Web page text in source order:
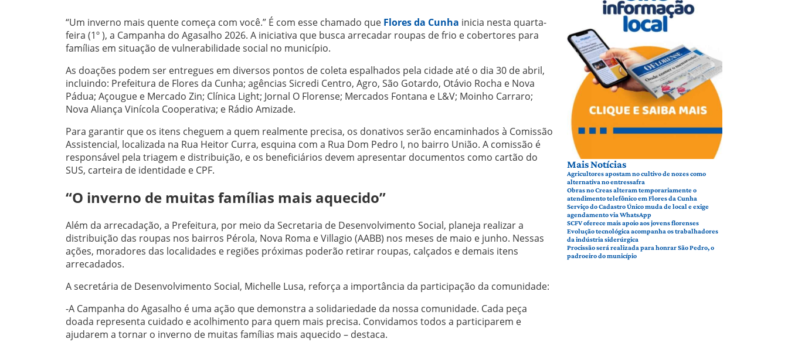
“Um inverno mais quente começa com você.” É com esse chamado que Flores da Cunha inicia nesta quarta-
feira (1º ), a Campanha do Agasalho 2026. A iniciativa que busca arrecadar roupas de frio e cobertores para
famílias em situação de vulnerabilidade social no município.
As doações podem ser entregues em diversos pontos de coleta espalhados pela cidade até o dia 30 de abril,
incluindo: Prefeitura de Flores da Cunha; agências Sicredi Centro, Agro, São Gotardo, Otávio Rocha e Nova
Pádua; Açougue e Mercado Zin; Clínica Light; Jornal O Florense; Mercados Fontana e L&V; Moinho Carraro;
Nova Aliança Vinícola Cooperativa; e Rádio Amizade.
Para garantir que os itens cheguem a quem realmente precisa, os donativos serão encaminhados à Comissão
Assistencial, localizada na Rua Heitor Curra, esquina com a Rua Dom Pedro I, no bairro União. A comissão é
responsável pela triagem e distribuição, e os beneficiários devem apresentar documentos como cartão do
SUS, carteira de identidade e CPF.
“O inverno de muitas famílias mais aquecido”
Além da arrecadação, a Prefeitura, por meio da Secretaria de Desenvolvimento Social, planeja realizar a
distribuição das roupas nos bairros Pérola, Nova Roma e Villagio (AABB) nos meses de maio e junho. Nessas
ações, moradores das localidades e regiões próximas poderão retirar roupas, calçados e demais itens
arrecadados.
A secretária de Desenvolvimento Social, Michelle Lusa, reforça a importância da participação da comunidade:
-A Campanha do Agasalho é uma ação que demonstra a solidariedade da nossa comunidade. Cada peça
doada representa cuidado e acolhimento para quem mais precisa. Convidamos todos a participarem e
ajudarem a tornar o inverno de muitas famílias mais aquecido – destaca.
Mais Notícias
Agricultores apostam no cultivo de nozes como
alternativa no entressafra
Obras no Creas alteram temporariamente o
atendimento telefônico em Flores da Cunha
Serviço do Cadastro Único muda de local e exige
agendamento via WhatsApp
SCFV oferece mais apoio aos jovens florenses
Evolução tecnológica acompanha os trabalhadores
da indústria siderúrgica
Procissão será realizada para honrar São Pedro, o
padroeiro do município